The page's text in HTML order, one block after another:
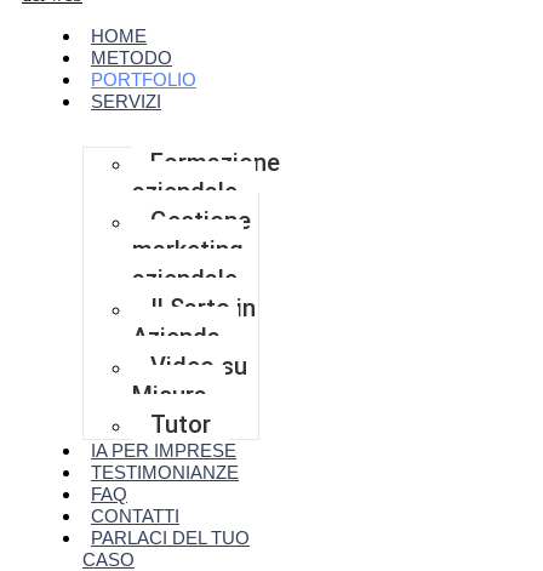
HOME
METODO
PORTFOLIO
SERVIZI
Formazione
aziendale
Gestione
marketing
aziendale
Il Sarto in
Azienda
Video su
Misura
Tutor
IA PER IMPRESE
TESTIMONIANZE
FAQ
CONTATTI
PARLACI DEL TUO
CASO